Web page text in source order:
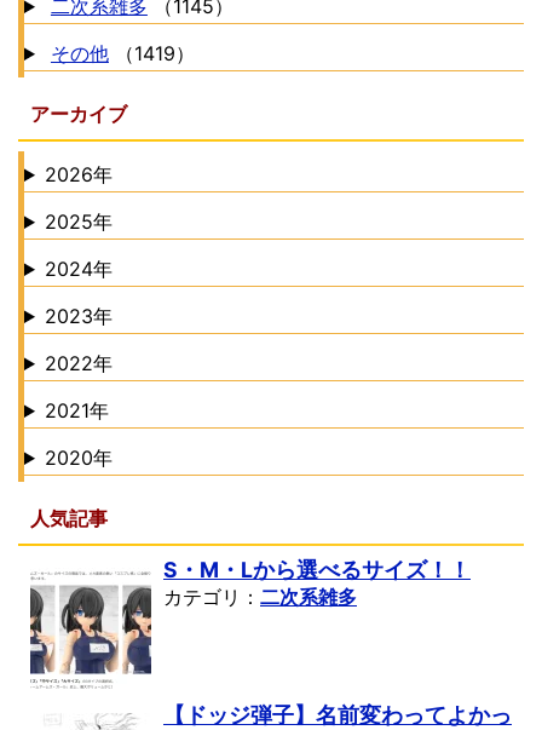
二次系雑多
（1145）
その他
（1419）
アーカイブ
2026年
2025年
2024年
2023年
2022年
2021年
2020年
人気記事
S・M・Lから選べるサイズ！！
カテゴリ： 二次系雑多
【ドッジ弾子】名前変わってよかっ